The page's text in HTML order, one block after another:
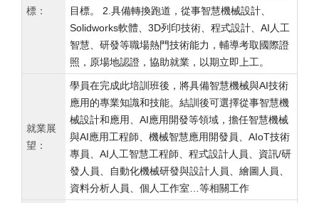
標：
目標。 2.具備轉換跑道，從事智慧機械設計、
Solidworks軟體、3D列印技術、程式設計、AI人工
智慧、研發等職場熱門技術能力，輔導考取國際證
照，原場地認證，協助就業，以期立即上工。
就業展
望：
學員在完成此培訓班後，將具備智慧機械與AI技術
應用的專業知識和技能。結訓後可選擇從事智慧機
械設計和應用、AI應用開發等領域，擔任智慧機械
與AI應用工程師、機械智慧應用開發員、AIoT技術
專員、AI人工智慧工程師、程式設計人員、資訊/研
發人員、自動化機械研發與設計人員、繪圖人員、
資料分析人員、個人工作室…等相關工作